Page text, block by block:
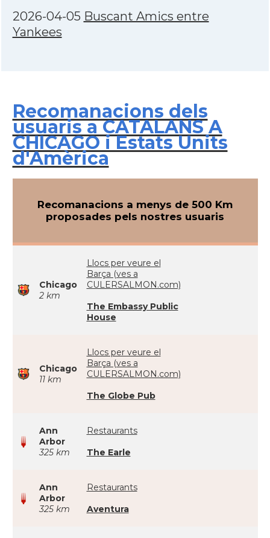
2026-04-05 Buscant Amics entre
Yankees
Recomanacions dels
usuaris a CATALANS A
CHICAGO i Estats Units
d'Amèrica
Recomanacions a menys de 500 Km
proposades pels nostres usuaris
Chicago
2 km
Llocs per veure el
Barça (ves a
CULERSALMON.com)
The Embassy Public
House
Chicago
11 km
Llocs per veure el
Barça (ves a
CULERSALMON.com)
The Globe Pub
Ann
Arbor
325 km
Restaurants
The Earle
Ann
Arbor
325 km
Restaurants
Aventura